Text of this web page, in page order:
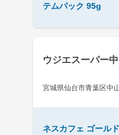
テムパック 95g
ウジエスーパー
宮城県仙台市青葉区中
ネスカフェ ゴール